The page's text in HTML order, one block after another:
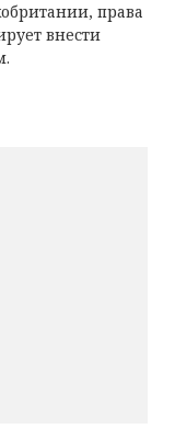
права
внести